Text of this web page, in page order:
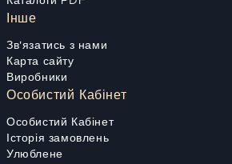
Інше
Зв'язатись з нами
Карта сайту
Виробники
Особистий Кабінет
Особистий Кабінет
Історія замовлень
Улюблене